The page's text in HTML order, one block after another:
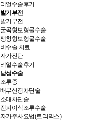
리얼수술후기
발기부전
발기부전
굴곡형보형물수술
팽창형보형물수술
비수술 치료
자가진단
리얼수술후기
남성수술
조루증
배부신경차단술
소대차단술
진피이식조루수술
자가주사요법(트리믹스)